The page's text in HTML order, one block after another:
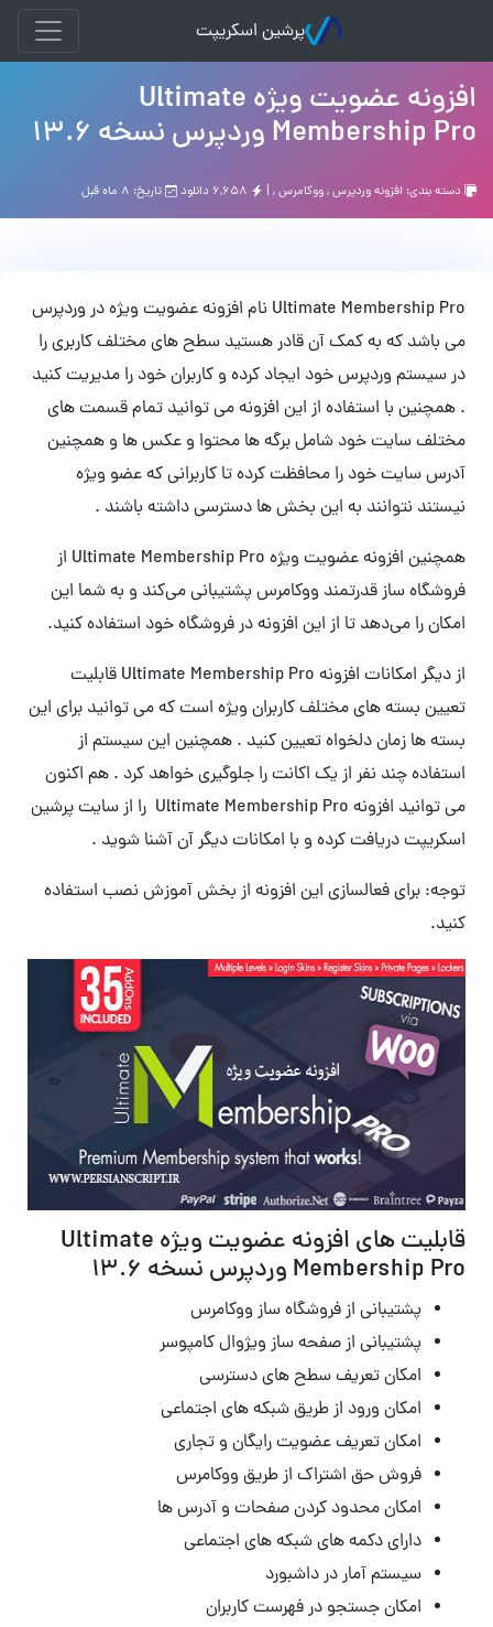
پرشین اسکریپت
افزونه عضویت ویژه Ultimate
Membership Pro وردپرس نسخه 13.6
دسته بندی: افزونه وردپرس,ووکامرس, | تاریخ: ۸ ماه قبل
Ultimate Membership Pro نام افزونه عضویت ویژه در وردپرس
می باشد که به کمک آن قادر هستید سطح های مختلف کاربری را
در سیستم وردپرس خود ایجاد کرده و کاربران خود را مدیریت کنید
. همچنین با استفاده از این افزونه می توانید تمام قسمت های
مختلف سایت خود شامل برگه ها محتوا و عکس ها و همچنین
آدرس سایت خود را محافظت کرده تا کاربرانی که عضو ویژه
نیستند نتوانند به این بخش ها دسترسی داشته باشند .
همچنین افزونه عضویت ویژه Ultimate Membership Pro از
فروشگاه ساز قدرتمند ووکامرس پشتیبانی می‌کند و به شما این
امکان را می‌دهد تا از این افزونه در فروشگاه خود استفاده کنید.
از دیگر امکانات افزونه Ultimate Membership Pro قابلیت
تعیین بسته های مختلف کاربران ویژه است که می توانید برای این
بسته ها زمان دلخواه تعیین کنید . همچنین این سیستم از
استفاده چند نفر از یک اکانت را جلوگیری خواهد کرد . هم اکنون
می توانید افزونه Ultimate Membership Pro را از سایت پرشین
اسکریپت دریافت کرده و با امکانات دیگر آن آشنا شوید .
توجه: برای فعالسازی این افزونه از بخش آموزش نصب استفاده
کنید.
قابلیت های افزونه عضویت ویژه Ultimate
Membership Pro وردپرس نسخه 13.6
پشتیبانی از فروشگاه ساز ووکامرس
پشتیبانی از صفحه ساز ویژوال کامپوسر
امکان تعریف سطح های دسترسی
امکان ورود از طریق شبکه های اجتماعی
امکان تعریف عضویت رایگان و تجاری
فروش حق اشتراک از طریق ووکامرس
امکان محدود کردن صفحات و آدرس ها
دارای دکمه های شبکه های اجتماعی
سیستم آمار در داشبورد
امکان جستجو در فهرست کاربران